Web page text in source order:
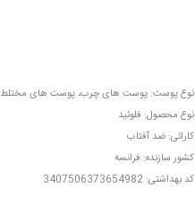
نوع پوست: پوست های چرب، پوست های مختلط
نوع محصول: فلوئید
کارائی: ضد آفتاب
کشور سازنده: فرانسه
کد بهداشتی: 3407506373654982